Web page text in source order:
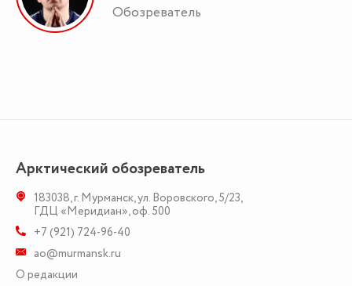
Обозреватель
Арктический обозреватель
183038,г. Мурманск,ул. Воровского, 5/23,
ГДЦ «Меридиан», оф. 500
+7 (921) 724-96-40
ao@murmansk.ru
О редакции